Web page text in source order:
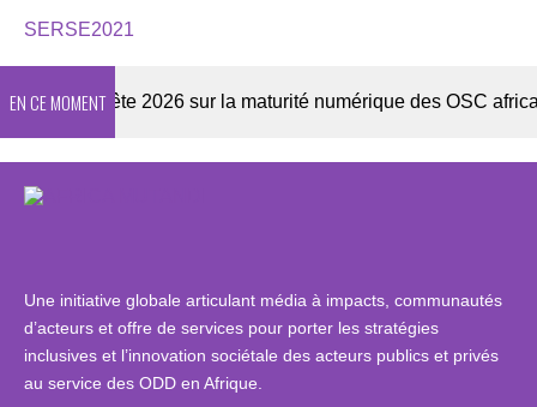
SERSE2021
EN CE MOMENT
Enquête 2026 sur la maturité numérique des OSC africaines
Une initiative globale articulant média à impacts, communautés
d’acteurs et offre de services pour porter les stratégies
inclusives et l’innovation sociétale des acteurs publics et privés
au service des ODD en Afrique.